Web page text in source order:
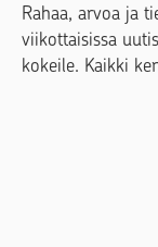
Rahaa, arvoa ja
viikottaisissa
kokeile. Kaikki